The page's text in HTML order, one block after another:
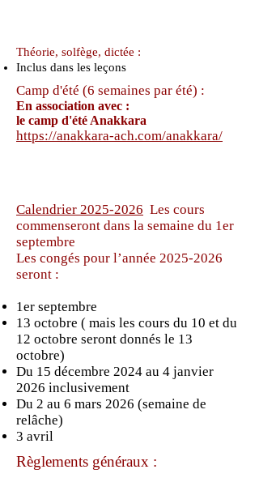
Théorie, solfège, dictée :
Inclus dans les leçons
Camp d'été (6 semaines par été) :
En association avec :
le camp d'été Anakkara
https://anakkara-ach.com/anakkara/
Calendrier 2025-2026 Les cours
commenseront dans la semaine du 1er
septembre
Les congés pour l’année 2025-2026
seront :
1er septembre
13 octobre ( mais les cours du 10 et du
12 octobre seront donnés le 13
octobre)
Du 15 décembre 2024 au 4 janvier
2026 inclusivement
Du 2 au 6 mars 2026 (semaine de
relâche)
3 avril
Règlements généraux :